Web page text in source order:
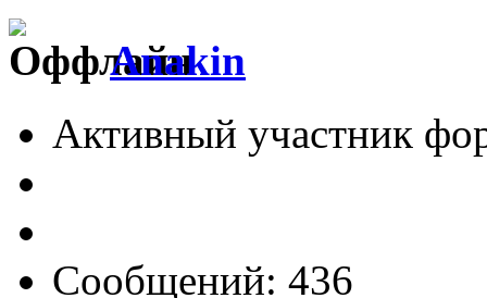
Anakin
Активный участник
Сообщений: 436